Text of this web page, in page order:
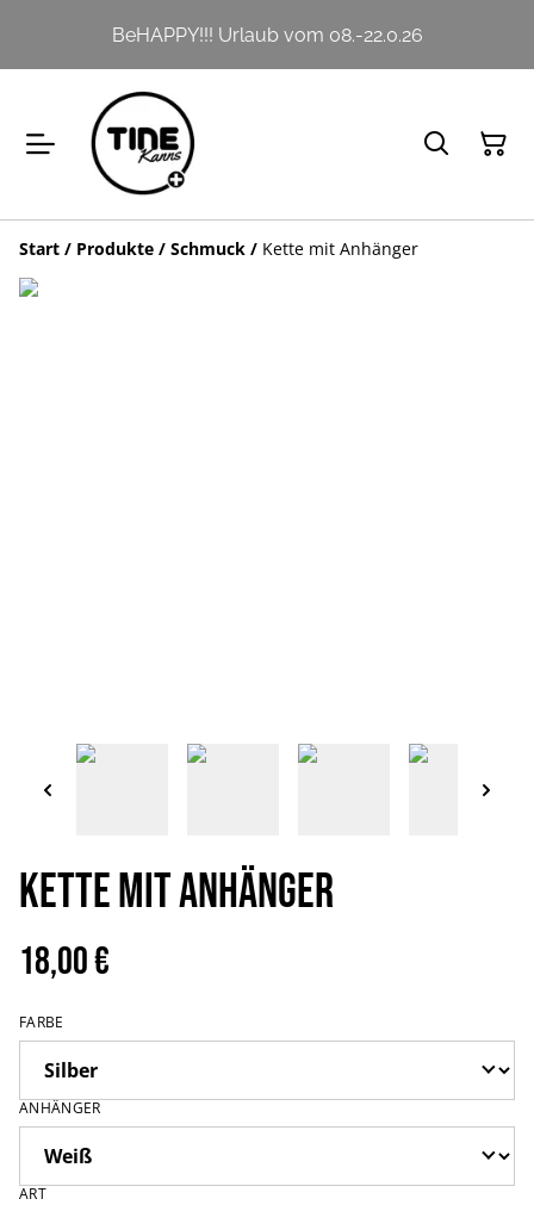
BeHAPPY!!! Urlaub vom 08.-22.0.26
Start / Produkte / Schmuck / Kette mit Anhänger
Kette mit Anhänger
18,00 €
FARBE
ANHÄNGER
ART